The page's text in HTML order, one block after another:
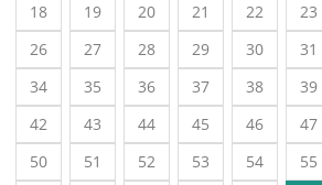
18
19 20 21 22 23
26
27 28 29 30 31
34
35 36 37 38 39
42
43 44 45 46 47
50
51 52 53 54 55